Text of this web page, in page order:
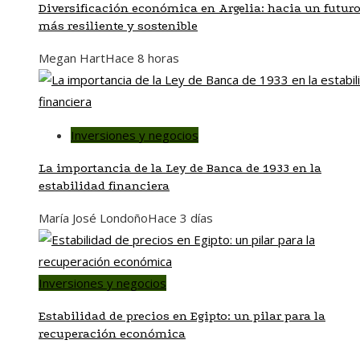
Diversificación económica en Argelia: hacia un futuro
más resiliente y sostenible
Megan HartHace 8 horas
Inversiones y negocios
La importancia de la Ley de Banca de 1933 en la
estabilidad financiera
María José LondoñoHace 3 días
Inversiones y negocios
Estabilidad de precios en Egipto: un pilar para la
recuperación económica